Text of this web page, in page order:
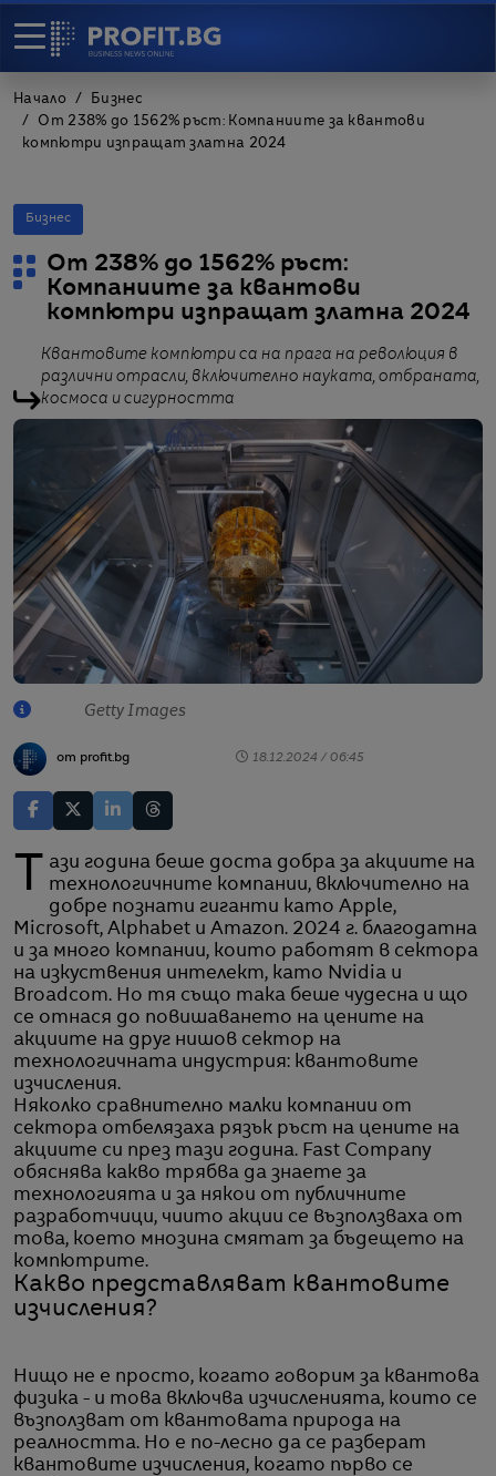
Начало
Бизнес
От 238% до 1562% ръст: Компаниите за квантови
компютри изпращат златна 2024
Бизнес
От 238% до 1562% ръст:
Компаниите за квантови
компютри изпращат златна 2024
Квантовите компютри са на прага на революция в
различни отрасли, включително науката, отбраната,
космоса и сигурността
Getty Images
от profit.bg 18.12.2024 / 06:45
Тази година беше доста добра за акциите на
технологичните компании, включително на
добре познати гиганти като Apple,
Microsoft, Alphabet и Amazon. 2024 г. благодатна
и за много компании, които работят в сектора
на изкуствения интелект, като Nvidia и
Broadcom. Но тя също така беше чудесна и що
се отнася до повишаването на цените на
акциите на друг нишов сектор на
технологичната индустрия: квантовите
изчисления.
Няколко сравнително малки компании от
сектора отбелязаха рязък ръст на цените на
акциите си през тази година. Fast Company
обяснява какво трябва да знаете за
технологията и за някои от публичните
разработчици, чиито акции се възползваха от
това, което мнозина смятат за бъдещето на
компютрите.
Какво представляват квантовите
изчисления?
Нищо не е просто, когато говорим за квантова
физика - и това включва изчисленията, които се
възползват от квантовата природа на
реалността. Но е по-лесно да се разберат
квантовите изчисления, когато първо се